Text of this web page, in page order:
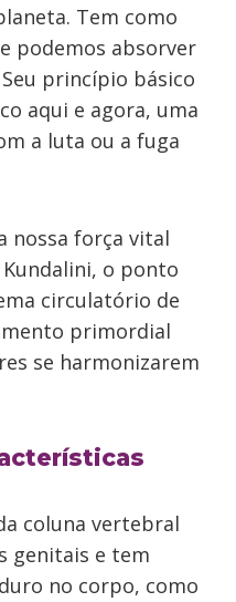
Tem como
podemos absorver
princípio básico
aqui e agora, uma
a luta ou a fuga
nossa força vital
o ponto
circulatório de
primordial
se harmonizarem
coluna vertebral
genitais e tem
no corpo, como